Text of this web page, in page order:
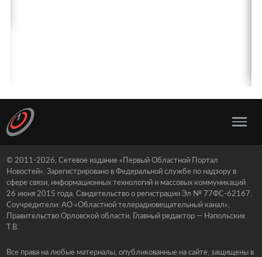
© 2011-2026, Сетевое издание «Первый Областной Портал
Новостей». Зарегистрировано в Федеральной службе по надзору в
сфере связи, информационных технологий и массовых коммуникаций
26 июня 2015 года. Свидетельство о регистрации Эл № 77ФС-62167.
Соучредители: АО «Областной телерадиовещательный канал»,
Правительство Орловской области. Главный редактор — Напольских
Т.В.
Все права на любые материалы, опубликованные на сайте, защищены в